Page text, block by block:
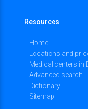
Resources
Home
Locations and
Medical centers in
Advanced search
Dictionary
Sitemap